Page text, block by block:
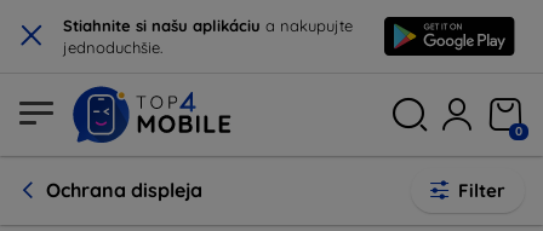
× Stiahnite si našu aplikáciu a nakupujte
jednoduchšie.
0
Ochrana displeja Filter